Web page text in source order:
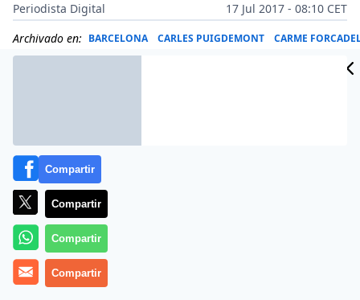
Periodista Digital
17 Jul 2017 - 08:10 CET
Archivado en: BARCELONA CARLES PUIGDEMONT CARME
Compartir
Compartir
Compartir
Compartir